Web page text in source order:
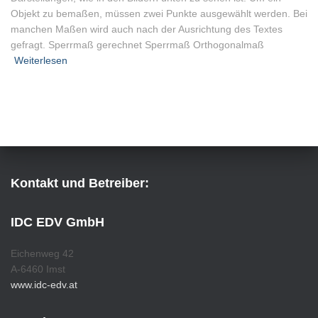
Objekt zu bemaßen, müssen zwei Punkte ausgewählt werden. Bei
manchen Maßen wird auch nach der Ausrichtung des Textes
gefragt. Sperrmaß gerechnet Sperrmaß Orthogonalmaß
Weiterlesen
Kontakt und Betreiber:
IDC EDV GmbH
Eichenweg 42
A-6460 Imst
www.idc-edv.at